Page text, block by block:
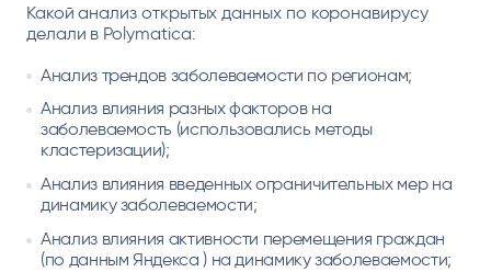
Какой анализ открытых данных по коронавирусу
делали в Polymatica:
Анализ трендов заболеваемости по регионам;
Анализ влияния разных факторов на
заболеваемость (использовались методы
кластеризации);
Анализ влияния введенных ограничительных мер на
динамику заболеваемости;
Анализ влияния активности перемещения граждан
(по данным Яндекса ) на динамику заболеваемости;